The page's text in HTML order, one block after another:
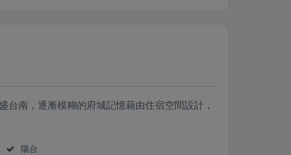
南，逐漸模糊的府城記憶藉由住宿空間設計，
陽台